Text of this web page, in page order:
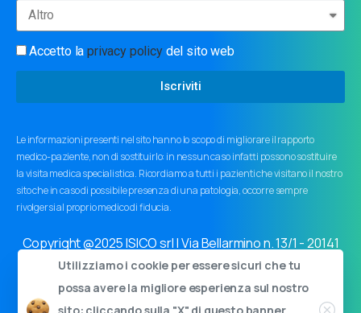
Accetto laprivacy policydel sito web
Iscriviti
Le informazioni presenti nel sito hanno lo scopo di migliorare il rapporto
medico-paziente, non di sostituirlo: in nessun caso infatti possono sostituire
la visita medica specialistica. Ricordiamo a tutti i pazienti che visitano il nostro
sito che in caso di possibile presenza di una patologia, occorre sempre
rivolgersi al proprio medico di fiducia.
Copyright @2025 ISICO srl | Via Bellarmino n. 13/1 - 20141
Milano | Cap.soc. 11000€ i.v. | C.F. e P.I. 03759440963
Privacy policy|Cookie policy|Informativa ai sensi dell'art.
Utilizziamo i cookie per essere sicuri che tu
possa avere la migliore esperienza sul nostro